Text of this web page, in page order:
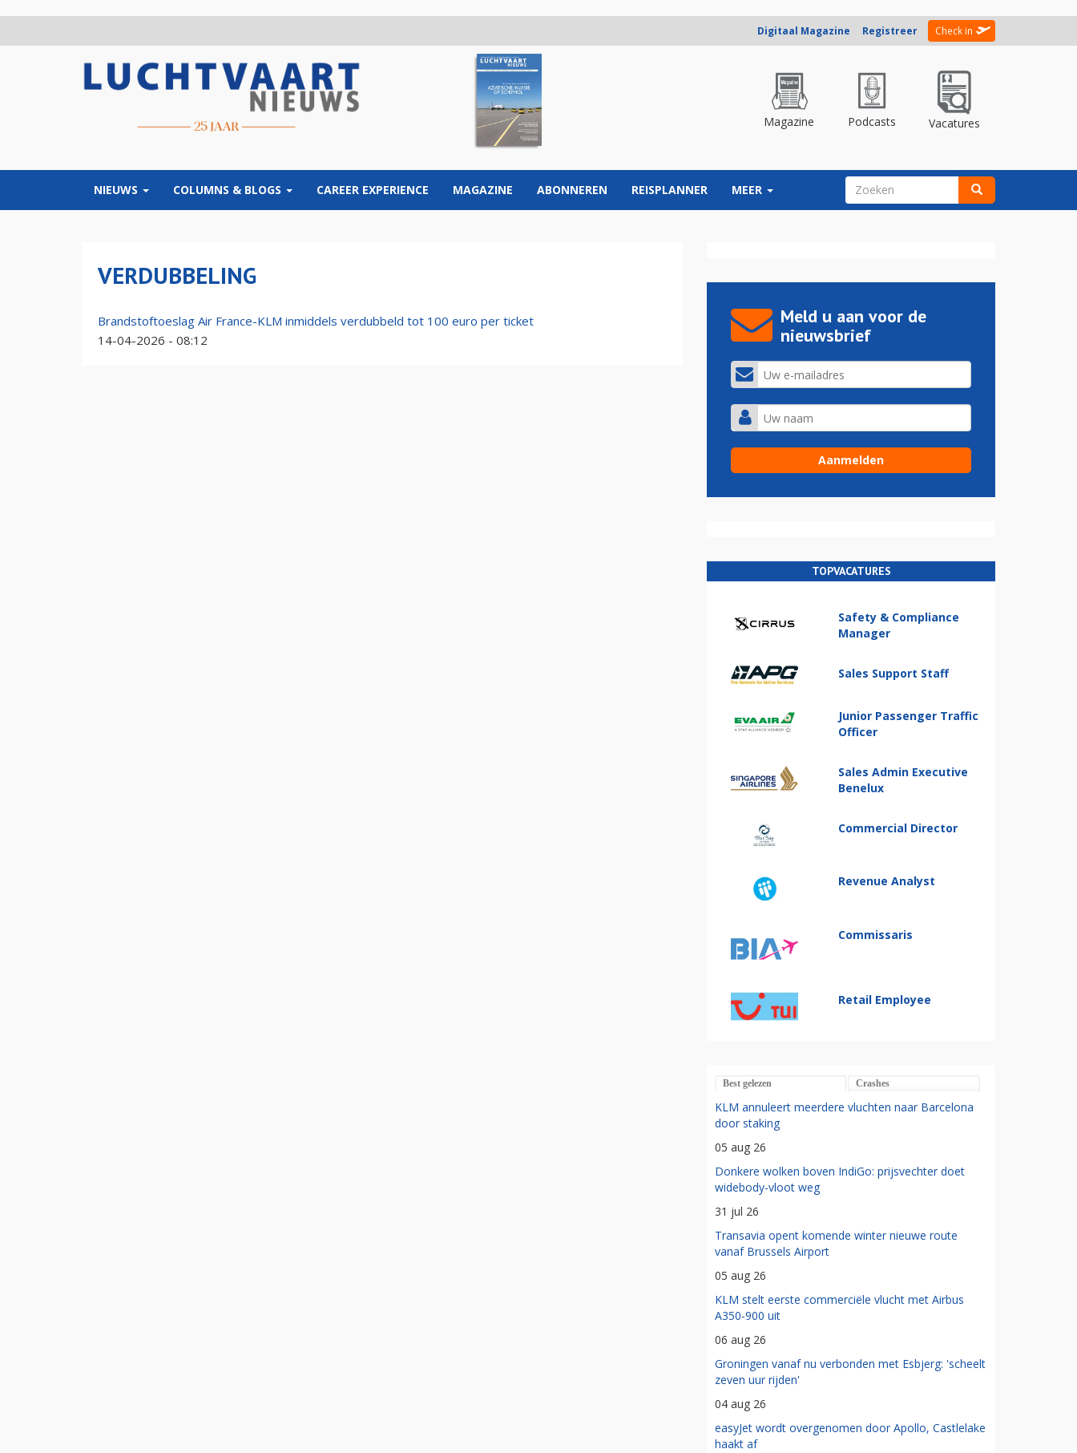
Digitaal Magazine Registreer Check in
Magazine Podcasts Vacatures
NIEUWS COLUMNS & BLOGS CAREER EXPERIENCE MAGAZINE ABONNEREN REISPLANNER MEER ZOEKVELD
VERDUBBELING
Brandstoftoeslag Air France-KLM inmiddels verdubbeld tot 100 euro per ticket
14-04-2026 - 08:12
Meld u aan voor de
nieuwsbrief
TOPVACATURES
Safety & Compliance
Manager
Sales Support Staff
Junior Passenger Traffic
Officer
Sales Admin Executive
Benelux
Commercial Director
Revenue Analyst
Commissaris
Retail Employee
Best gelezen Crashes
KLM annuleert meerdere vluchten naar Barcelona
door staking
05 aug 26
Donkere wolken boven IndiGo: prijsvechter doet
widebody-vloot weg
31 jul 26
Transavia opent komende winter nieuwe route
vanaf Brussels Airport
05 aug 26
KLM stelt eerste commerciële vlucht met Airbus
A350-900 uit
06 aug 26
Groningen vanaf nu verbonden met Esbjerg: 'scheelt
zeven uur rijden'
04 aug 26
easyJet wordt overgenomen door Apollo, Castlelake
haakt af